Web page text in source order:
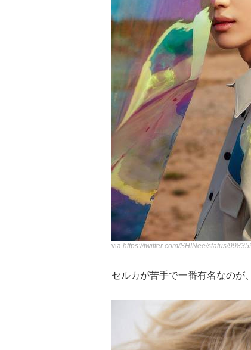
via https://twitter.com/SHINee/status/
セルカが苦手で一番有名なの